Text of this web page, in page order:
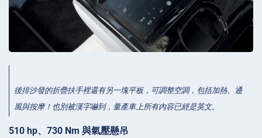
後排沙發的折疊扶手裡還有另一塊平板，可調整空調，包括加熱、通
風與按摩！也別被漢字嚇到，量產車上所有內容已經是英文。
510 hp、730 Nm 與氣壓懸吊